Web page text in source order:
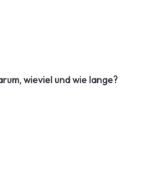
wieviel und wie lange?